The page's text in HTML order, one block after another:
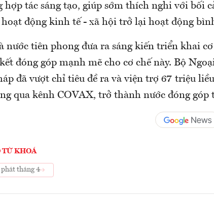
hợp tác sáng tạo, giúp sớm thích nghi với bối
hoạt động kinh tế - xã hội trở lại hoạt động
nước tiên phong đưa ra sáng kiến triển khai
đóng góp mạnh mẽ cho cơ chế này. Bộ
đã vượt chỉ tiêu đề ra và viện trợ 67 triệu
qua kênh COVAX, trở thành nước đóng góp
TỪ KHOÁ
phát tháng 4